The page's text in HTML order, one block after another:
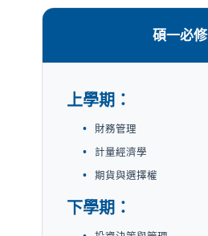
碩一必修
上學期：
財務管理
計量經濟學
期貨與選擇權
下學期：